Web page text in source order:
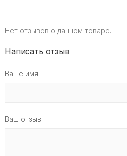
Нет отзывов о данном товаре.
Написать отзыв
Ваше имя:
Ваш отзыв: